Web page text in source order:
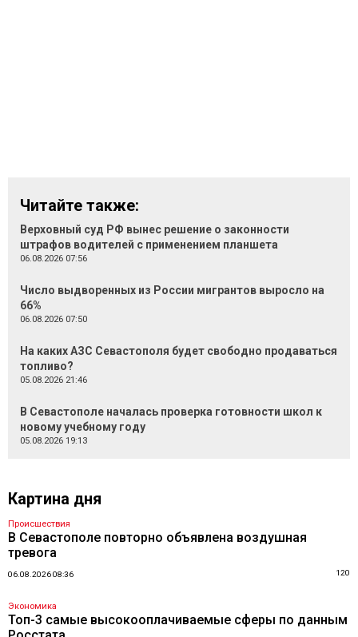
Читайте также:
Верховный суд РФ вынес решение о законности
штрафов водителей с применением планшета
06.08.2026 07:56
Число выдворенных из России мигрантов выросло на
66%
06.08.2026 07:50
На каких АЗС Севастополя будет свободно продаваться
топливо?
05.08.2026 21:46
В Севастополе началась проверка готовности школ к
новому учебному году
05.08.2026 19:13
Картина дня
Происшествия
В Севастополе повторно объявлена воздушная
тревога
06.08.2026 08:36 120
Экономика
Топ-3 самые высокооплачиваемые сферы по данным